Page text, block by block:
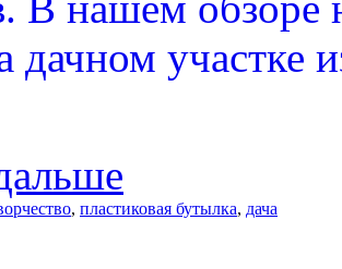
дачном участке
, пластиковая бутылка, дача